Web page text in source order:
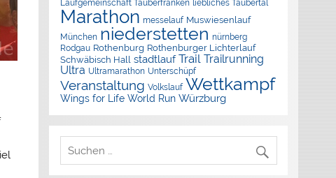
Laufgemeinschaft Tauberfranken liebliches Taubertal
Marathon messelauf Muswiesenlauf
München niederstetten nürnberg
Rodgau Rothenburg Rothenburger Lichterlauf
Schwäbisch Hall stadtlauf Trail Trailrunning
Ultra Ultramarathon Unterschüpf
Veranstaltung Volkslauf Wettkampf
Wings for Life World Run Würzburg